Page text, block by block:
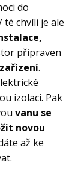
do
chvíli je ale
připraven
.
izolaci. Pak
vanu se
novou
až ke